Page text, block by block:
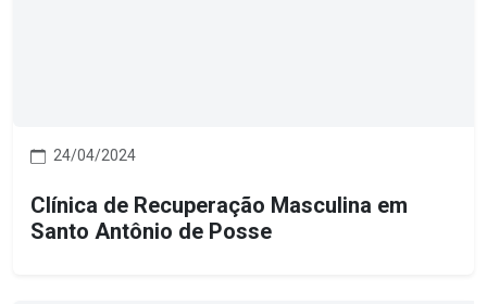
24/04/2024
Clínica de Recuperação Masculina em
Santo Antônio de Posse